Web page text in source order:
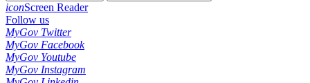
iconScreen Reader
Follow us
MyGov Twitter
MyGov Facebook
MyGov Youtube
MyGov Instagram